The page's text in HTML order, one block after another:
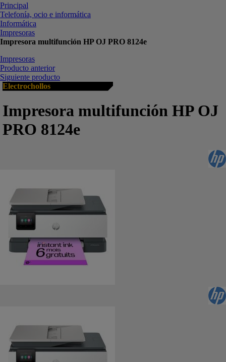
Principal
Telefonía, ocio e informática
Informática
Impresoras
Impresora multifunción HP OJ PRO 8124e
Impresoras
Producto anterior
Siguiente producto
Electrochollos
Impresora multifunción HP OJ
PRO 8124e